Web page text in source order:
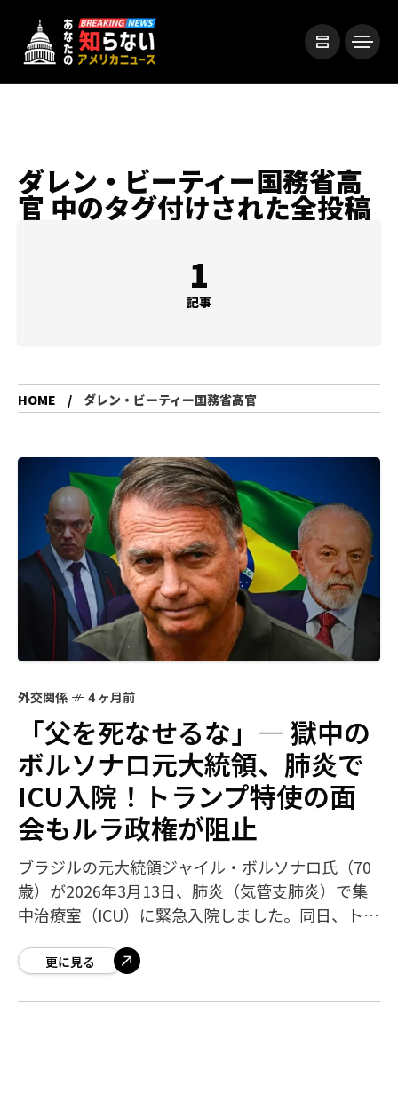
ダレン・ビーティー国務省高
官 中のタグ付けされた全投稿
1
記事
HOME ダレン・ビーティー国務省高官
外交関係 4 ヶ月前
「父を死なせるな」― 獄中の
ボルソナロ元大統領、肺炎で
ICU入院！トランプ特使の面
会もルラ政権が阻止
ブラジルの元大統領ジャイル・ボルソナロ氏（70
歳）が2026年3月13日、肺炎（気管支肺炎）で集
中治療室（ICU）に緊急入院しました。同日、トラ
高官の面会もルラ政権により阻止さ
更に見る